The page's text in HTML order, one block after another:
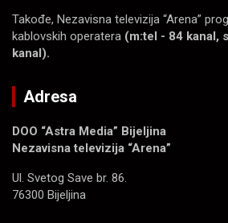
Takođe, Nezavisna televizija “Arena”
kablovskih operatera (m:tel - 84 kanal,
kanal).
Adresa
DOO “Astra Media” Bijeljina
Nezavisna televizija “Arena”
Ul. Svetog Save br. 86.
76300 Bijeljina